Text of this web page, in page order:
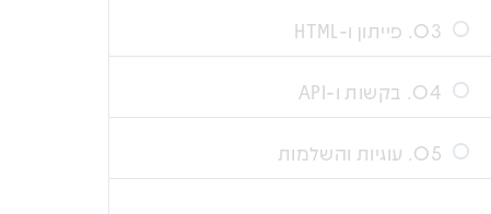
03. פייתון ו-HTML
04. בקשות ו-API
05. עוגיות והשלמות